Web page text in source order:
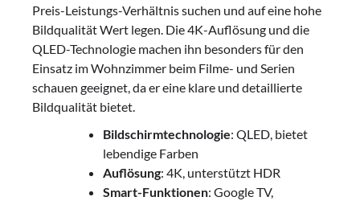
Preis-Leistungs-Verhältnis suchen und auf eine hohe
Bildqualität Wert legen. Die 4K-Auflösung und die
QLED-Technologie machen ihn besonders für den
Einsatz im Wohnzimmer beim Filme- und Serien
schauen geeignet, da er eine klare und detaillierte
Bildqualität bietet.
Bildschirmtechnologie: QLED, bietet
lebendige Farben
Auflösung: 4K, unterstützt HDR
Smart-Funktionen: Google TV,